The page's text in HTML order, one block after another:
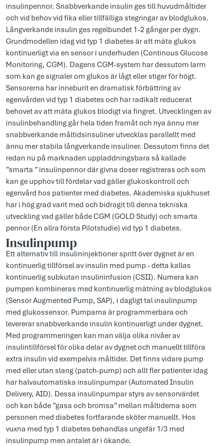
insulinpennor. Snabbverkande insulin ges till huvudmåltider
och vid behov vid fika eller tillfälliga stegringar av blodglukos.
Långverkande insulin ges regelbundet 1-2 gånger per dygn.
Grundmodellen idag vid typ 1 diabetes är att mäta glukos
kontinuerligt via en sensor i underhuden (Continous Glucose
Monitoring, CGM). Dagens CGM-system har dessutom larm
som kan ge signaler om glukos är lågt eller stiger för högt.
Sensorerna har inneburit en dramatisk förbättring av
egenvården vid typ 1 diabetes och har radikalt reducerat
behovet av att mäta glukos blodigt via fingret. Utvecklingen av
insulinbehandling går hela tiden framåt och nya ännu mer
snabbverkande måltidsinsuliner utvecklas parallellt med
ännu mer stabila långverkande insuliner. Dessutom finns det
redan nu på marknaden uppladdningsbara så kallade
”smarta ” insulinpennor där givna doser registreras och som
kan ge upphov till fördelar vad gäller glukoskontroll och
egenvård hos patienter med diabetes. Akademiska sjukhuset
har i hög grad varit med och bidragit till denna tekniska
utveckling vad gäller både CGM (GOLD Study) och smarta
pennor (En allra första Pilotstudie) vid typ 1 diabetes.
Insulinpump
Ett alternativ till insulininjektioner spritt över dygnet är en
kontinuerlig tillförsel av insulin med pump - detta kallas
kontinuerlig subkutan insulininfusion (CSII). Numera kan
pumpen kombineras med kontinuerlig mätning av blodglukos
(Sensor Augmented Pump, SAP), i dagligt tal insulinpump
med glukossensor. Pumparna är programmerbara och
levererar snabbverkande insulin kontinuerligt under dygnet.
Med programmeringen kan man välja olika nivåer av
insulintillförsel för olika delar av dygnet och manuellt tillföra
extra insulin vid exempelvis måltider. Det finns vidare pump
med eller utan slang (patch-pump) och allt fler patienter idag
har halvautomatiska insulinpumpar (Automated Insulin
Delivery, AID). Dessa insulinpumpar styrs av sensorvärdet
och kan både ”gasa och bromsa” mellan måltiderna som
personen med diabetes fortfarande sköter manuellt. Hos
vuxna med typ 1 diabetes behandlas ungefär 1/3 med
insulinpump men antalet är i ökande.